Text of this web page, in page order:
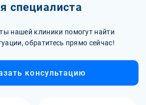
специалиста
нашей клиники помогут найти
обратитесь прямо сейчас!
консультацию